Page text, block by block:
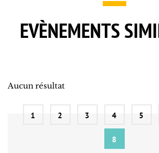
EVÈNEMENTS
Aucun résultat
1 2 3 4 5
8